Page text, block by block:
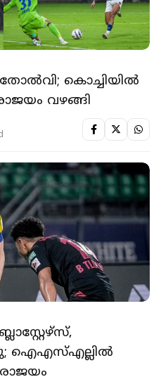
തോല്‍വി; കൊച്ചിയില്‍
വഴങ്ങി
ഐഎസ്എല്ലില്‍